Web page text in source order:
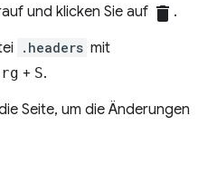
und klicken Sie auf delete .
.headers mit
+ S.
Seite, um die Änderungen